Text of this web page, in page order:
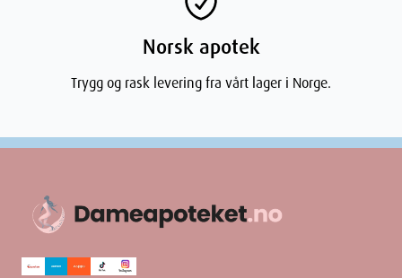
Norsk apotek
Trygg og rask levering fra vårt lager i Norge.